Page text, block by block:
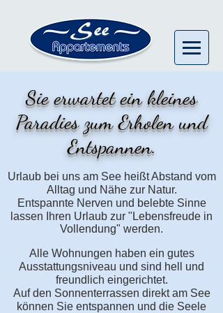
Sie erwartet ein kleines
Paradies zum Erholen und
Entspannen.
Urlaub bei uns am See heißt Abstand vom
Alltag und Nähe zur Natur.
Entspannte Nerven und belebte Sinne
lassen
Ihren Urlaub zur "Lebensfreude in
Vollendung" werden.
Alle Wohnungen haben ein gutes
Ausstattungsniveau und sind hell und
freundlich eingerichtet.
Aufden Sonnenterrassen direkt am See
können Sie entspannen und die Seele